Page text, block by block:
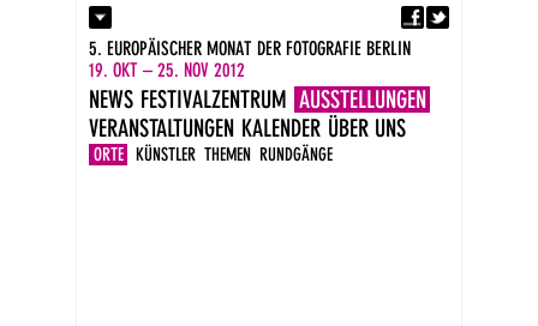
Kontakt
Presse
Impressum
DE
EN
5. EUROPÄISCHER MONAT DER FOTOGRAFIE BERLIN
19. OKT – 25. NOV 2012
NEWS FESTIVALZENTRUM AUSSTELLUNGEN
ORTE KÜNSTLER THEMEN RUNDGÄNGE
VERANSTALTUNGEN KALENDER ÜBER UNS